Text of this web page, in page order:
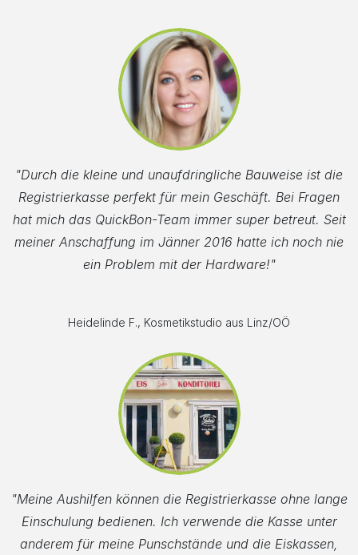
"Durch die kleine und unaufdringliche Bauweise ist die
Registrierkasse perfekt für mein Geschäft. Bei Fragen
hat mich das QuickBon-Team immer super betreut. Seit
meiner Anschaffung im Jänner 2016 hatte ich noch nie
ein Problem mit der Hardware!"
Heidelinde F., Kosmetikstudio aus Linz/OÖ
"Meine Aushilfen können die Registrierkasse ohne lange
Einschulung bedienen. Ich verwende die Kasse unter
anderem für meine Punschstände und die Eiskassen,